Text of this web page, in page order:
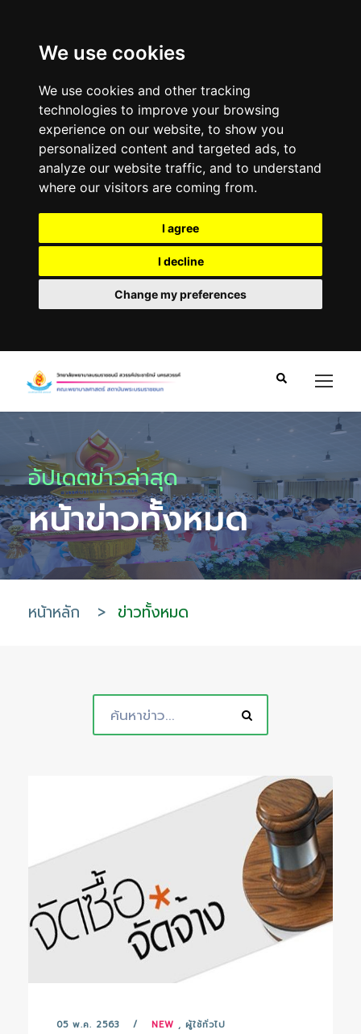
We use cookies
We use cookies and other tracking
technologies to improve your browsing
experience on our website, to show you
personalized content and targeted ads, to
analyze our website traffic, and to understand
where our visitors are coming from.
I agree
I decline
Change my preferences
อัปเดตข่าวล่าสุด
หน้าข่าวทั้งหมด
หน้าหลัก > ข่าวทั้งหมด
05 พ.ค. 2563 NEW , ผู้ใช้ทั่วไป